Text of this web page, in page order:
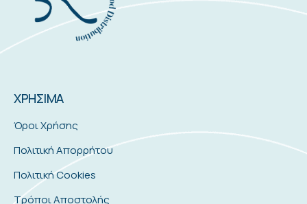
ΧΡΗΣΙΜΑ
Όροι Χρήσης
Πολιτική Απορρήτου
Πολιτική Cookies
Τρόποι Αποστολής